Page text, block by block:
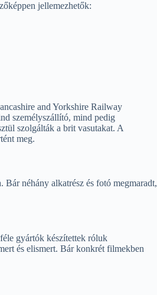
jellemezhetők:
and Yorkshire Railway
személyszállító, mind pedig
szolgálták a brit vasutakat. A
meg.
néhány alkatrész és fotó megmaradt,
gyártók készítettek róluk
és elismert. Bár konkrét filmekben